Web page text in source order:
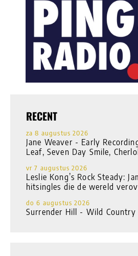
RECENT
za 8 augustus 2026
Jane Weaver - Early
Leaf, Seven Day Smile,
vr 7 augustus 2026
Leslie Kong’s Rock Steady:
hitsingles die de wereld
do 6 augustus 2026
Surrender Hill - Wild Country